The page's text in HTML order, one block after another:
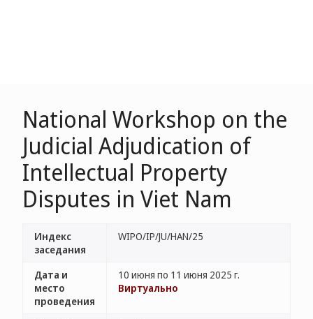
National Workshop on the
Judicial Adjudication of
Intellectual Property
Disputes in Viet Nam
Индекс
заседания
WIPO/IP/JU/HAN/25
Дата и
место
проведения
10 июня по 11 июня 2025 г.
Виртуально